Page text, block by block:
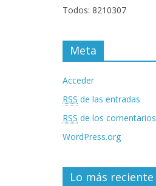
Todos: 8210307
Meta
Acceder
RSS de las entradas
RSS de los comentarios
WordPress.org
Lo más reciente